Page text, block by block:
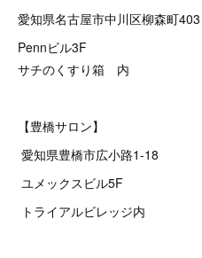
愛知県名古屋市中川区柳森町403
Pennビル3F
サチのくすり箱 内
【豊橋サロン】
愛知県豊橋市広小路1-18
ユメックスビル5F
トライアルビレッジ内